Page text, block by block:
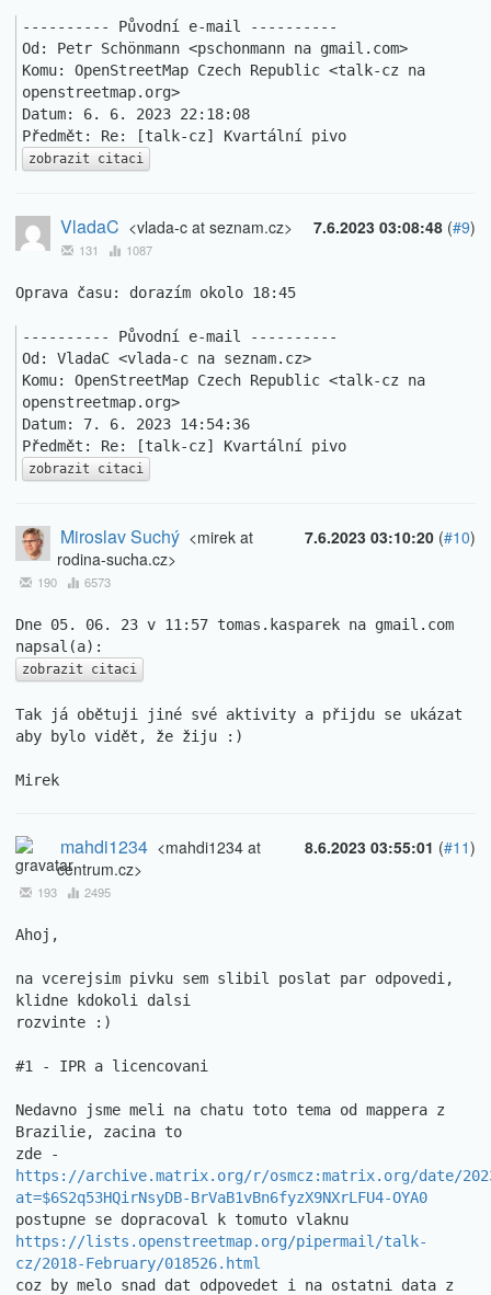
---------- Původní e-mail ----------
Od: Petr Schönmann <pschonmann na gmail.com>
Komu: OpenStreetMap Czech Republic <talk-cz na
openstreetmap.org>
Datum: 6. 6. 2023 22:18:08
zobrazit citaci
7.6.2023 03:08:48 (#9)
VladaC <vlada-c at seznam.cz>
131 1087
Oprava času: dorazím okolo 18:45
---------- Původní e-mail ----------
Od: VladaC <vlada-c na seznam.cz>
Komu: OpenStreetMap Czech Republic <talk-cz na
openstreetmap.org>
Datum: 7. 6. 2023 14:54:36
zobrazit citaci
7.6.2023 03:10:20 (#10)
Miroslav Suchý <mirek at
rodina-sucha.cz>
190 6573
Dne 05. 06. 23 v 11:57 tomas.kasparek na gmail.com
zobrazit citaci
Tak já obětuji jiné své aktivity a přijdu se ukázat
aby bylo vidět, že žiju :)
Mirek
8.6.2023 03:55:01 (#11)
mahdi1234 <mahdi1234 at
centrum.cz>
193 2495
Ahoj,
na vcerejsim pivku sem slibil poslat par odpovedi,
klidne kdokoli dalsi
rozvinte :)
#1 - IPR a licencovani
Nedavno jsme meli na chatu toto tema od mappera z
Brazilie, zacina to
https://archive.matrix.org/r/osmcz:matrix.org/date/
at=$6S2q53HQirNsyDB-BrVaB1vBn6fyzX9NXrLFU4-OYA0
https://lists.openstreetmap.org/pipermail/talk-
cz/2018-February/018526.html
coz by melo snad dat odpovedet i na ostatni data z